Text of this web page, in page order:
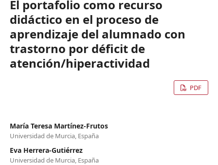
El portafolio como recurso
didáctico en el proceso de
aprendizaje del alumnado con
trastorno por déficit de
atención/hiperactividad
PDF
María Teresa Martínez-Frutos
Universidad de Murcia, España
Eva Herrera-Gutiérrez
Universidad de Murcia, España